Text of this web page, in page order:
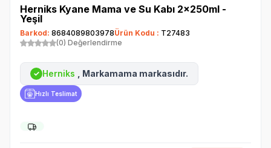
Herniks Kyane Mama ve Su Kabı 2x250ml -
Yeşil
Barkod: 8684089803978Ürün Kodu : T27483
(0) Değerlendirme
✓ Herniks , Markamama markasıdır.
Hızlı Teslimat